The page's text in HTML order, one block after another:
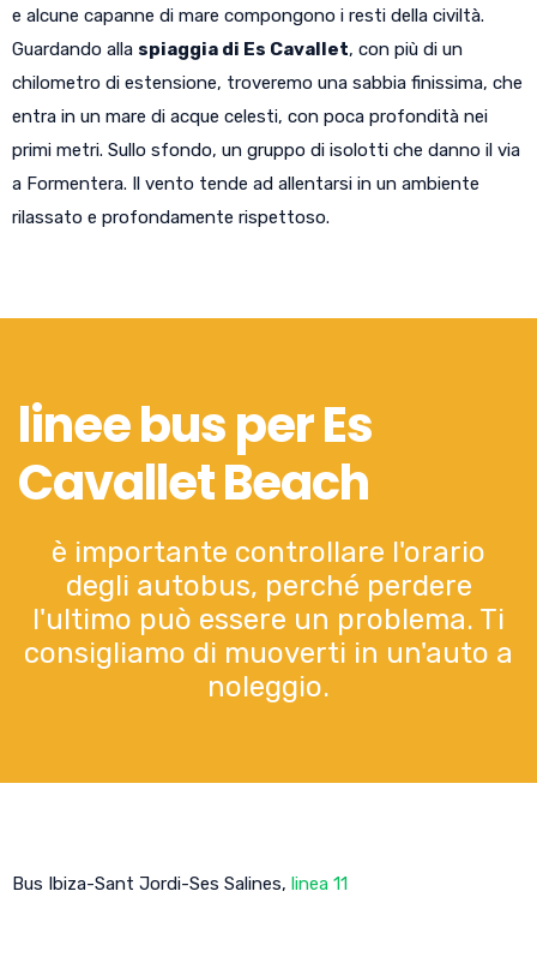
e alcune capanne di mare compongono i resti della civiltà.
Guardando alla spiaggia di Es Cavallet, con più di un
chilometro di estensione, troveremo una sabbia finissima, che
entra in un mare di acque celesti, con poca profondità nei
primi metri. Sullo sfondo, un gruppo di isolotti che danno il via
a Formentera. Il vento tende ad allentarsi in un ambiente
rilassato e profondamente rispettoso.
linee bus per Es
Cavallet Beach
è importante controllare l'orario
degli autobus, perché perdere
l'ultimo può essere un problema. Ti
consigliamo di muoverti in un'auto a
noleggio.
Bus Ibiza-Sant Jordi-Ses Salines, linea 11